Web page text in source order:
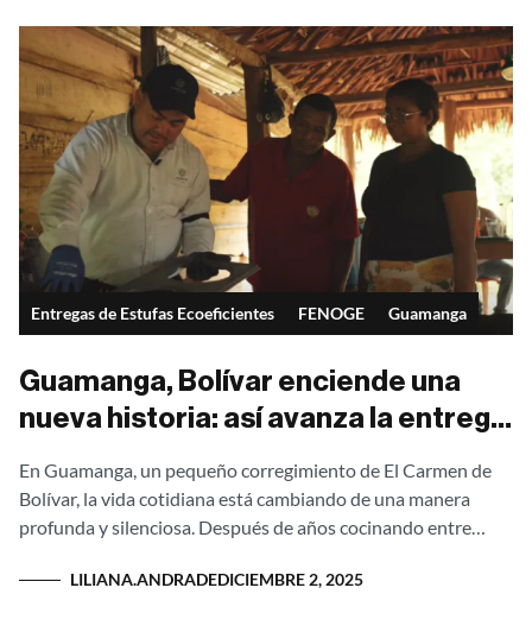
Entregas de Estufas Ecoeficientes FENOGE Guamanga
Guamanga, Bolívar enciende una
nueva historia: así avanza la entrega
Montes de María
En Guamanga, un pequeño corregimiento de El Carmen de
Bolívar, la vida cotidiana está cambiando de una manera
profunda y silenciosa. Después de años cocinando entre
LILIANA.ANDRADEDICIEMBRE 2, 2025